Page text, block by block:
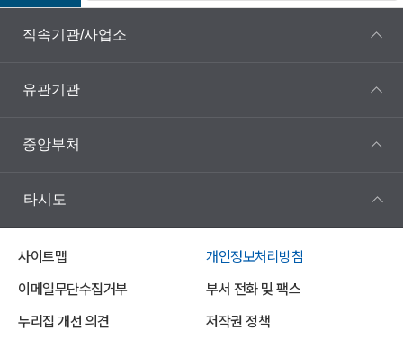
직속기관/사업소
유관기관
중앙부처
타시도
사이트맵
개인정보처리방침
이메일무단수집거부
부서 전화 및 팩스
누리집 개선 의견
저작권 정책